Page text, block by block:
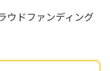
ウドファンディング